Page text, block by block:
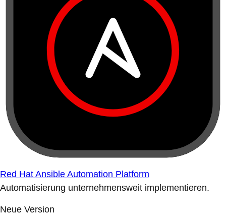
Red Hat Ansible Automation Platform
Automatisierung unternehmensweit implementieren.
Neue Version